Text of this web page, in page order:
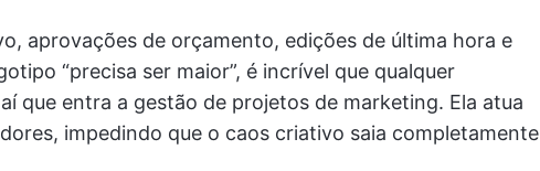
aprovações de orçamento, edições de última hora e
“precisa ser maior”, é incrível que qualquer
que entra a gestão de projetos de marketing. Ela atua
impedindo que o caos criativo saia completamente